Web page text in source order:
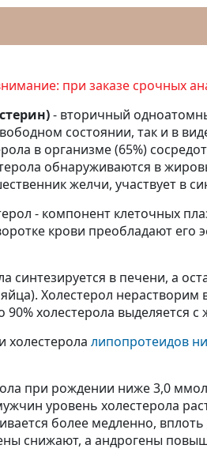
при заказе срочных
- вторичный
состоянии, так и в
в организме (65%)
обнаруживаются в
желчи, участвует в
- компонент клеточных
крови преобладают
синтезируется в печени, а
Холестерол
90% холестерола выделяется
холестерола липопротеидов
при рождении ниже 3,0
уровень холестерола
более медленно,
снижают, а андрогены